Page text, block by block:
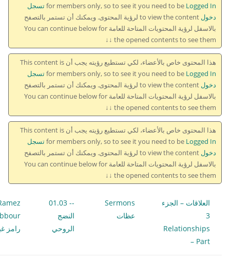
for members only, so to see it you need to beLogged In تسجل
دخول
to view the content لرؤية المحتوى. ويمكنك أن تستمر بالتصفح
بالاسفل لرؤية المحتويات المتاحة للعامة You can continue below for
the opened contents to see them ↓↓
هذا المحتوى خاص بالأعضاء، لكي تستطيع رؤيته يجب أن This content is
for members only, so to see it you need to beLogged In تسجل
دخول
to view the content لرؤية المحتوى. ويمكنك أن تستمر بالتصفح
بالاسفل لرؤية المحتويات المتاحة للعامة You can continue below for
the opened contents to see them ↓↓
هذا المحتوى خاص بالأعضاء، لكي تستطيع رؤيته يجب أن This content is
for members only, so to see it you need to beLogged In تسجل
دخول
to view the content لرؤية المحتوى. ويمكنك أن تستمر بالتصفح
بالاسفل لرؤية المحتويات المتاحة للعامة You can continue below for
the opened contents to see them ↓↓
العلاقات – الجزء
3
Relationships
– Part
Sermons
عظات
-- 01.03
النضج
الروحي
رامز